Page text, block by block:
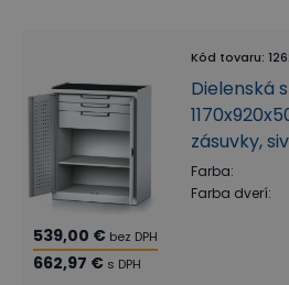
Kód tovaru:
Dielenská
zásuvky,
Farba:
Farba dverí:
539,00 € bez DPH
662,97 € s DPH